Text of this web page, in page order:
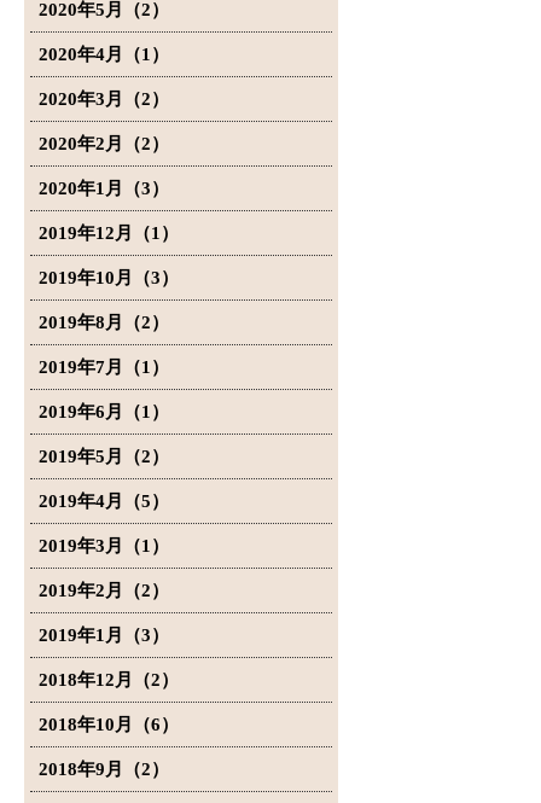
2020年5月（2）
2020年4月（1）
2020年3月（2）
2020年2月（2）
2020年1月（3）
2019年12月（1）
2019年10月（3）
2019年8月（2）
2019年7月（1）
2019年6月（1）
2019年5月（2）
2019年4月（5）
2019年3月（1）
2019年2月（2）
2019年1月（3）
2018年12月（2）
2018年10月（6）
2018年9月（2）